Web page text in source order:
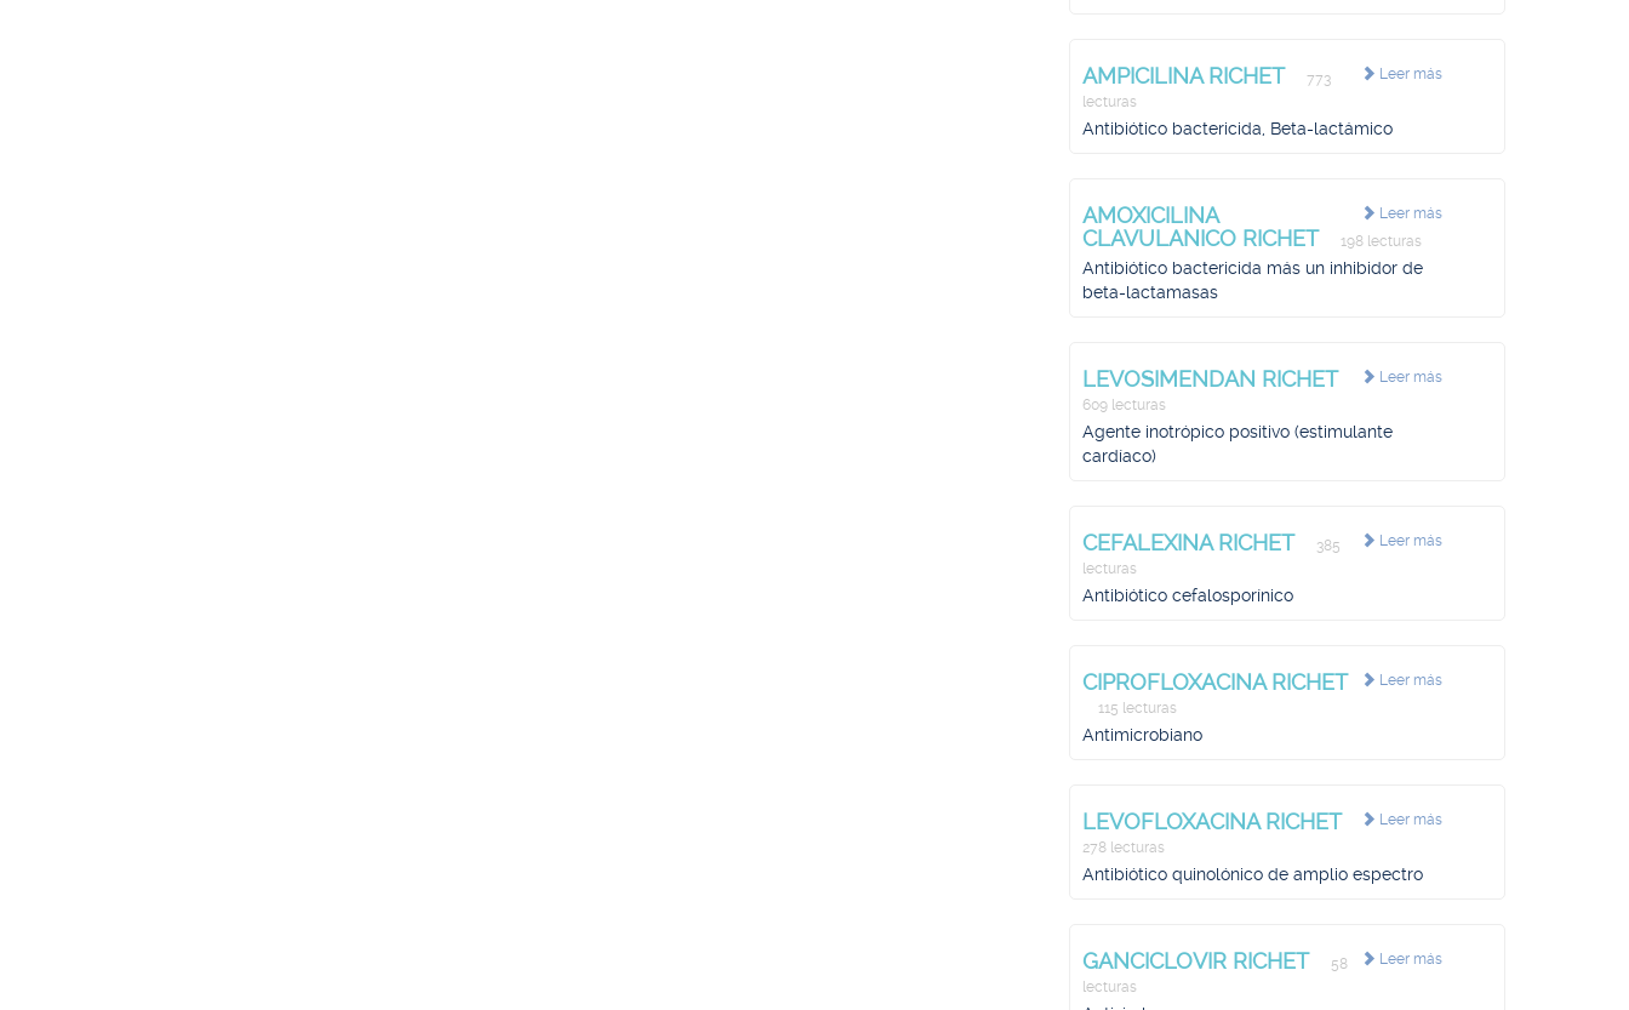
Leer más
AMPICILINA RICHET
773
lecturas
Antibiótico bactericida, Beta-lactámico
Leer más
AMOXICILINA
CLAVULANICO RICHET
198 lecturas
Antibiótico bactericida más un inhibidor de
beta-lactamasas
Leer más
LEVOSIMENDAN RICHET
609 lecturas
Agente inotrópico positivo (estimulante
cardíaco)
Leer más
CEFALEXINA RICHET
385
lecturas
Antibiótico cefalosporínico
Leer más
CIPROFLOXACINA RICHET
115 lecturas
Antimicrobiano
Leer más
LEVOFLOXACINA RICHET
278 lecturas
Antibiótico quinolónico de amplio espectro
Leer más
GANCICLOVIR RICHET
58
lecturas